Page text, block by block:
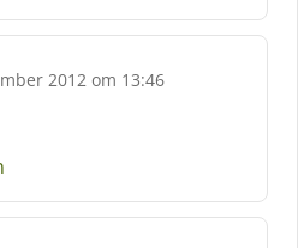
2012 om 13:46